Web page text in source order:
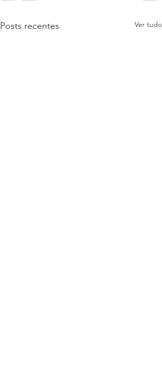
Posts recentes Ver tudo